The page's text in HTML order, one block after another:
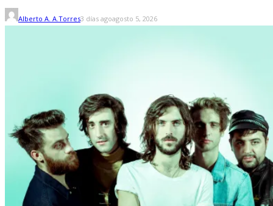
Alberto A. A.Torres3 días agoagosto 5, 2026